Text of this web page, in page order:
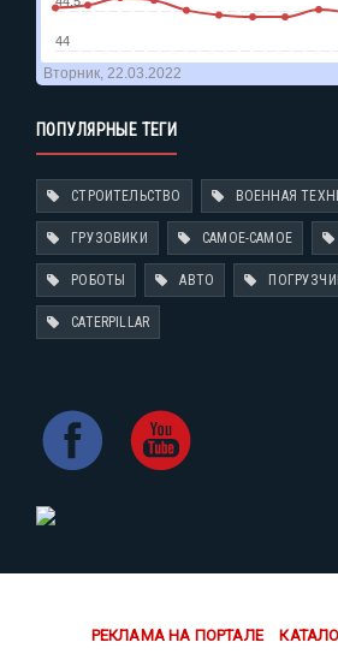
ПОПУЛЯРНЫЕ ТЕГИ
СТРОИТЕЛЬСТВО ВОЕННАЯ
ГРУЗОВИКИ САМОЕ-САМОЕ
РОБОТЫ АВТО
CATERPILLAR
РЕКЛАМА НА ПОРТАЛЕ